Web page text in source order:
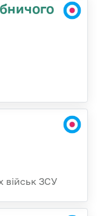
військ ЗСУ